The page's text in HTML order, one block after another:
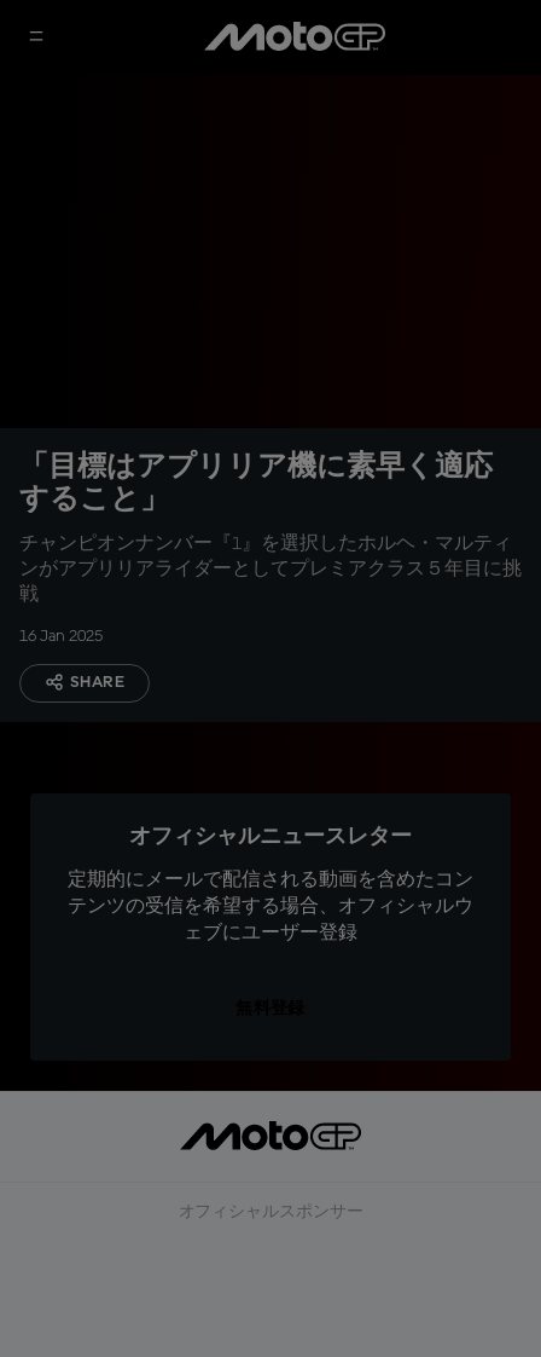
「目標はアプリリア機に素早く適応
すること」
チャンピオンナンバー『1』を選択したホルヘ・マルティ
ンがアプリリアライダーとしてプレミアクラス５年目に挑
戦
16 Jan 2025
SHARE
オフィシャルニュースレター
定期的にメールで配信される動画を含めたコン
テンツの受信を希望する場合、オフィシャルウ
ェブにユーザー登録
オフィシャルスポンサー